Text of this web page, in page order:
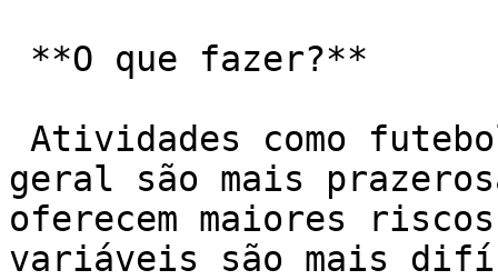
geral são mais
oferecem maiores
variáveis são mais